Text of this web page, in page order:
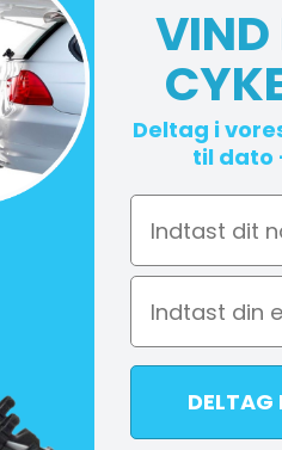
VIND
Deltag i
til dato
Navn
DELTAG